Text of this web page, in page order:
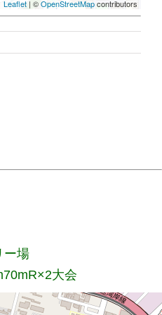
Leaflet | ©OpenStreetMapcontributors
ー場
大会